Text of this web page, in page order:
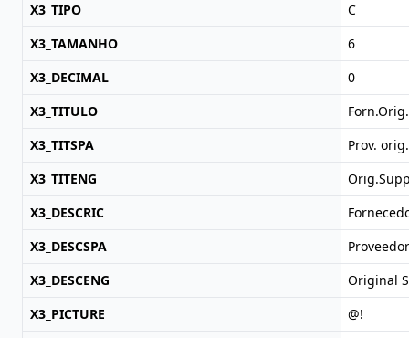
X3_TIPO
C
X3_TAMANHO
6
X3_DECIMAL
0
X3_TITULO
Forn.Orig.
X3_TITSPA
Prov. orig.
X3_TITENG
X3_DESCRIC
X3_DESCSPA
X3_DESCENG
Original
X3_PICTURE
@!